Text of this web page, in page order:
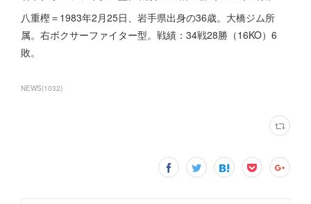
八重樫＝1983年2月25日、岩手県出身の36歳。大橋ジム所
属。右ボクサーファイター型。戦績：34戦28勝（16KO）6
敗。
NEWS(1032)